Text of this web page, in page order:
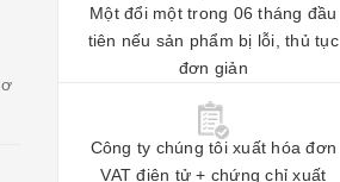
Một đổi một trong 06 tháng đầu
tiên nếu sản phẩm bị lỗi, thủ tục
đơn giản
Công ty chúng tôi xuất hóa đơn
VAT điện tử + chứng chỉ xuất